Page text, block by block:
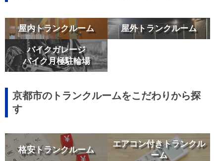
屋内トランクルーム 屋外トランクルーム
バイクガレージ
バイク月極駐輪場
京都市のトランクルームをこだわりから探
す
格安トランクルーム
エアコン付きトランクル
ーム